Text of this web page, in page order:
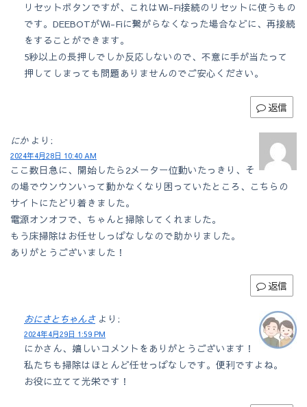
リセットボタンですが、これはWi-Fi接続のリセットに使うもの
です。DEEBOTがWi-Fiに繋がらなくなった場合などに、再接続
をすることができます。
5秒以上の長押しでしか反応しないので、不意に手が当たって
押してしまっても問題ありませんのでご安心ください。
返信
にか より:
2024年4月28日 10:40 AM
ここ数日急に、開始したら2メーター位動いたっきり、そ
の場でウンウンいって動かなくなり困っていたところ、こちらの
サイトにたどり着きました。
電源オンオフで、ちゃんと掃除してくれました。
もう床掃除はお任せしっぱなしなので助かりました。
ありがとうございました！
返信
おにさとちゃんさ より:
2024年4月29日 1:59 PM
にかさん、嬉しいコメントをありがとうございます！
私たちも掃除はほとんど任せっぱなしです。便利ですよね。
お役に立てて光栄です！